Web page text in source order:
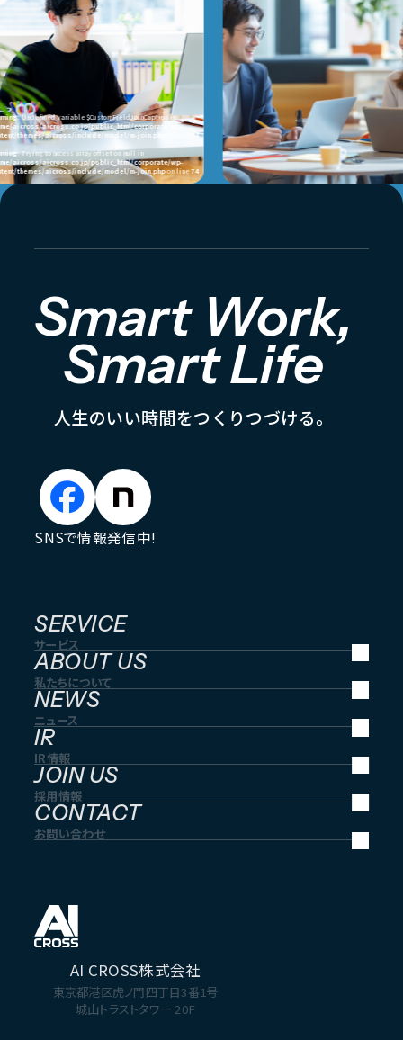
: Undefined variable $CustomFieldJoinCaption in
aicross.co.jp/public_html/corporate/wp-
themes/aicross/include/model/m-join.phpon line
: Trying to access array offset on null in
aicross/aicross.co.jp/public_html/corporate/wp-
themes/aicross/include/model/m-join.phpon line74
Smart Work,
Smart Life
人生のいい時間をつ く りつづける。
SNSで情報発信中!
SERVICE
サービス
ABOUT US
私たちについて
NEWS
ニュース
IR
IR情報
JOIN US
採用情報
CONTACT
お問い合わせ
AI CROSS株式会社
東京都港区虎ノ門四丁目3番1号
城山トラストタワー 20F